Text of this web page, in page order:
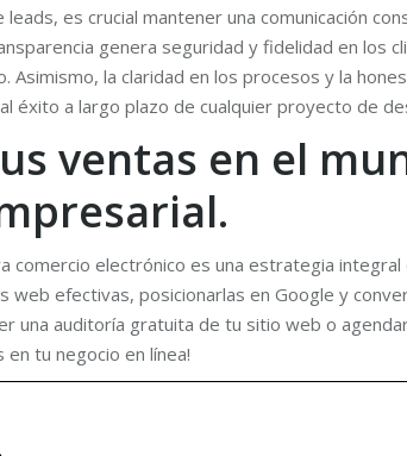
es crucial mantener una comunicación
genera seguridad y fidelidad en
la claridad en los procesos y la
éxito a largo plazo de cualquier proyecto de
ventas en el
comercio electrónico es una estrategia
web efectivas, posicionarlas en Google y
una auditoría gratuita de tu sitio web o
tu negocio en línea!